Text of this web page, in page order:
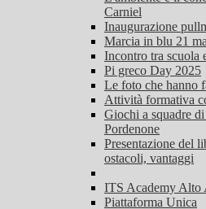
Carniel
Inaugurazione
Marcia in blu 21
Incontro tra scuola
Pi greco Day 2025
Le foto che hanno
Attività formativa
Giochi a squadre
Pordenone
Presentazione del
ostacoli, vantaggi
ITS Academy Alto
Piattaforma Unica